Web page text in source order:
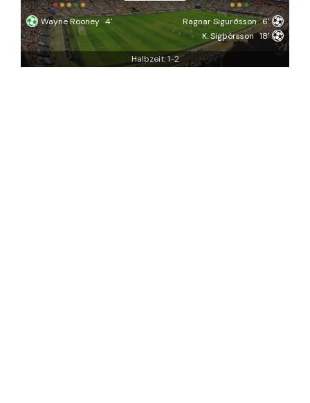
Wayne Rooney 4' Ragnar Sigurðsson 6'
K. Sigþórsson 18'
Halbzeit: 1-2